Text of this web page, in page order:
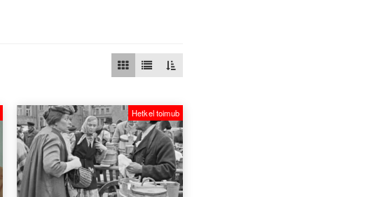
Hetkel toimub